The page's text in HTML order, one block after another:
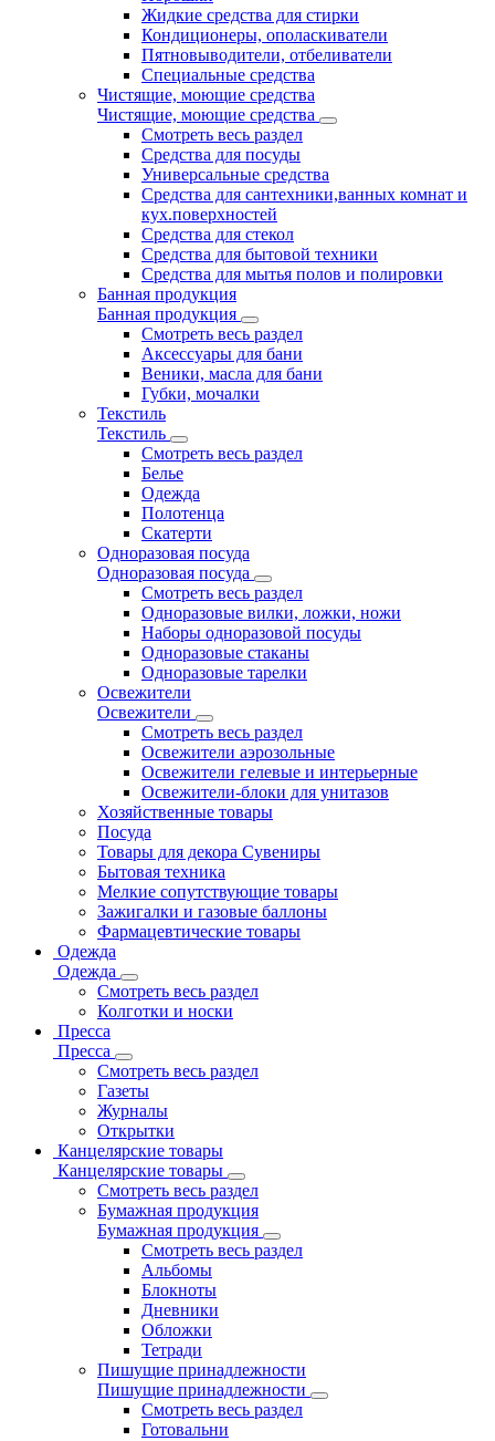
Жидкие средства для стирки
Кондиционеры, ополаскиватели
Пятновыводители, отбеливатели
Специальные средства
Чистящие, моющие средства
Чистящие, моющие средства
Смотреть весь раздел
Средства для посуды
Универсальные средства
Средства для сантехники,ванных комнат и
кух.поверхностей
Средства для стекол
Средства для бытовой техники
Средства для мытья полов и полировки
Банная продукция
Банная продукция
Смотреть весь раздел
Аксессуары для бани
Веники, масла для бани
Губки, мочалки
Текстиль
Текстиль
Смотреть весь раздел
Белье
Одежда
Полотенца
Скатерти
Одноразовая посуда
Одноразовая посуда
Смотреть весь раздел
Одноразовые вилки, ложки, ножи
Наборы одноразовой посуды
Одноразовые стаканы
Одноразовые тарелки
Освежители
Освежители
Смотреть весь раздел
Освежители аэрозольные
Освежители гелевые и интерьерные
Освежители-блоки для унитазов
Хозяйственные товары
Посуда
Товары для декора Сувениры
Бытовая техника
Мелкие сопутствующие товары
Зажигалки и газовые баллоны
Фармацевтические товары
Одежда
Одежда
Смотреть весь раздел
Колготки и носки
Пресса
Пресса
Смотреть весь раздел
Газеты
Журналы
Открытки
Канцелярские товары
Канцелярские товары
Смотреть весь раздел
Бумажная продукция
Бумажная продукция
Смотреть весь раздел
Альбомы
Блокноты
Дневники
Обложки
Тетради
Пишущие принадлежности
Пишущие принадлежности
Смотреть весь раздел
Готовальни